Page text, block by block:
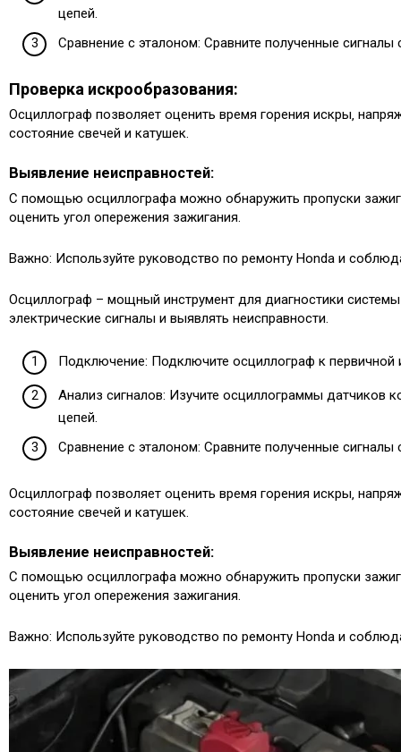
цепей.
Сравнение с эталоном: Сравните полученные
Проверка искрообразования:
Осциллограф позволяет оценить время горения искры‚
состояние свечей и катушек.
Выявление неисправностей:
С помощью осциллографа можно обнаружить пропуски
оценить угол опережения зажигания.
Важно: Используйте руководство по ремонту Honda и
Осциллограф – мощный инструмент для диагностики
электрические сигналы и выявлять неисправности.
Подключение: Подключите осциллограф к первичной
Анализ сигналов: Изучите осциллограммы датчиков
цепей.
Сравнение с эталоном: Сравните полученные
Осциллограф позволяет оценить время горения искры‚
состояние свечей и катушек.
Выявление неисправностей:
С помощью осциллографа можно обнаружить пропуски
оценить угол опережения зажигания.
Важно: Используйте руководство по ремонту Honda и